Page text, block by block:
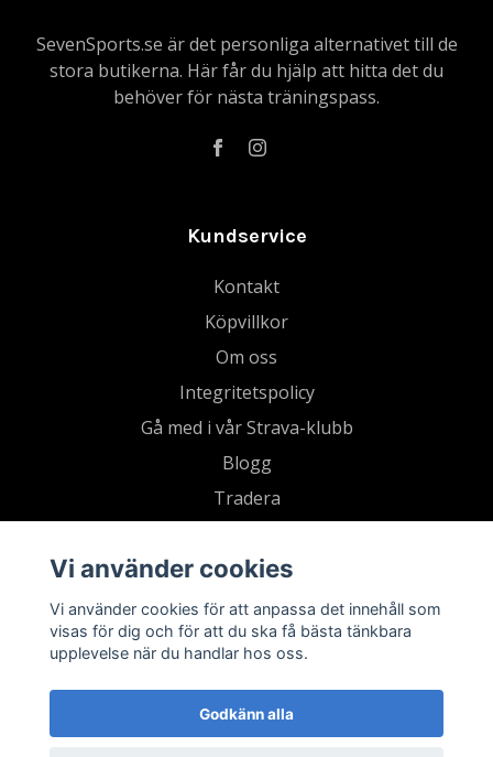
SevenSports.se är det personliga alternativet till de
stora butikerna. Här får du hjälp att hitta det du
behöver för nästa träningspass.
Kundservice
Kontakt
Köpvillkor
Om oss
Integritetspolicy
Gå med i vår Strava-klubb
Blogg
Tradera
Vi använder cookies
Vi använder cookies för att anpassa det innehåll som
visas för dig och för att du ska få bästa tänkbara
upplevelse när du handlar hos oss.
Godkänn alla